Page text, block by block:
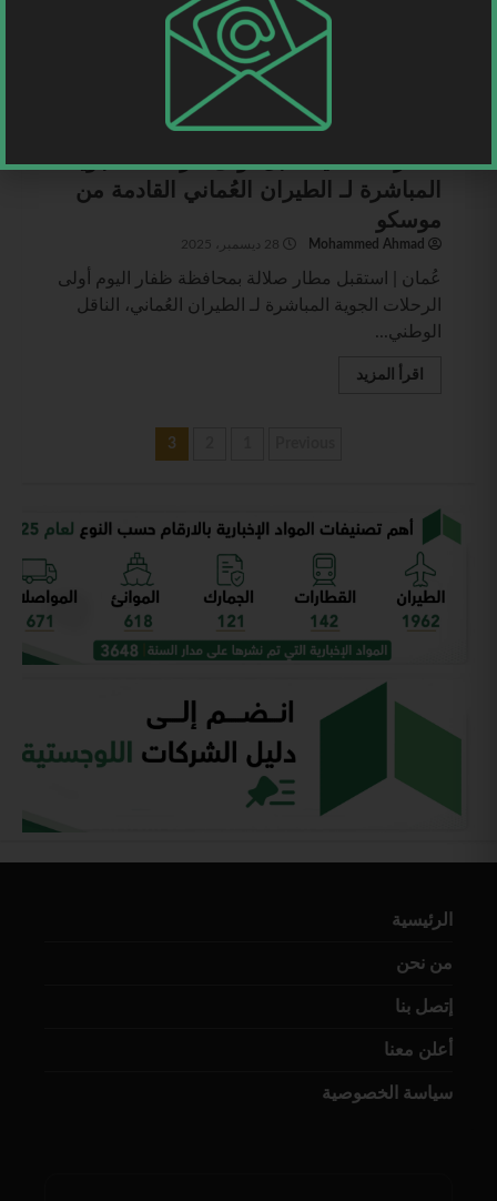
مطار صلالة يستقبل أولى الرحلات الجوية
المباشرة لـ الطيران العُماني القادمة من
موسكو
Mohammed Ahmad
عُمان | استقبل مطار صلالة بمحافظة ظفار اليوم أولى
الرحلات الجوية المباشرة لـ الطيران العُماني، الناقل
الوطني...
اقرأ المزيد
3
الرئيسية
من نحن
إتصل بنا
أعلن معنا
سياسة الخصوصية